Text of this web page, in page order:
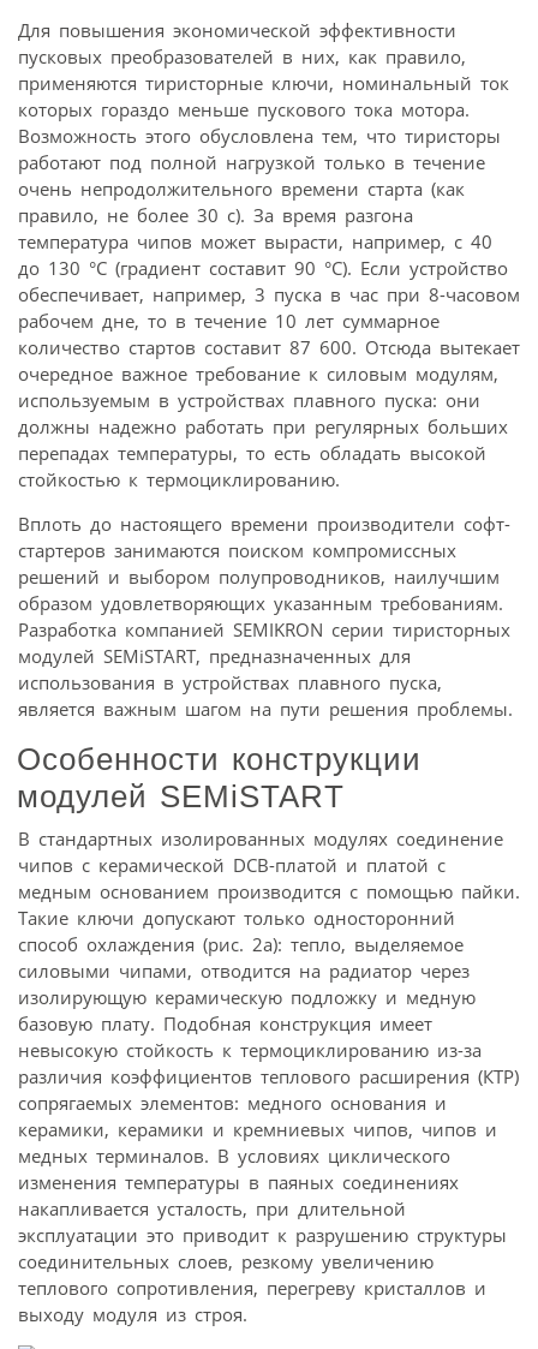
Для повышения экономической эффективности
пусковых преобразователей в них, как правило,
применяются тиристорные ключи, номинальный ток
которых гораздо меньше пускового тока мотора.
Возможность этого обусловлена тем, что тиристоры
работают под полной нагрузкой только в течение
очень непродолжительного времени старта (как
правило, не более 30 с). За время разгона
температура чипов может вырасти, например, с 40
до 130 °С (градиент составит 90 °С). Если устройство
обеспечивает, например, 3 пуска в час при 8-часовом
рабочем дне, то в течение 10 лет суммарное
количество стартов составит 87 600. Отсюда вытекает
очередное важное требование к силовым модулям,
используемым в устройствах плавного пуска: они
должны надежно работать при регулярных больших
перепадах температуры, то есть обладать высокой
стойкостью к термоциклированию.
Вплоть до настоящего времени производители софт-
стартеров занимаются поиском компромиссных
решений и выбором полупроводников, наилучшим
образом удовлетворяющих указанным требованиям.
Разработка компанией SEMIKRON серии тиристорных
модулей SEMiSTART, предназначенных для
использования в устройствах плавного пуска,
является важным шагом на пути решения проблемы.
Особенности конструкции
модулей SEMiSTART
В стандартных изолированных модулях соединение
чипов с керамической DCB-платой и платой с
медным основанием производится с помощью пайки.
Такие ключи допускают только односторонний
способ охлаждения (рис. 2а): тепло, выделяемое
силовыми чипами, отводится на радиатор через
изолирующую керамическую подложку и медную
базовую плату. Подобная конструкция имеет
невысокую стойкость к термоциклированию из-за
различия коэффициентов теплового расширения (КТР)
сопрягаемых элементов: медного основания и
керамики, керамики и кремниевых чипов, чипов и
медных терминалов. В условиях циклического
изменения температуры в паяных соединениях
накапливается усталость, при длительной
эксплуатации это приводит к разрушению структуры
соединительных слоев, резкому увеличению
теплового сопротивления, перегреву кристаллов и
выходу модуля из строя.